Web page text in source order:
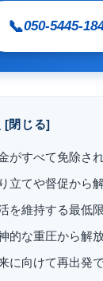
📞050-5445-
[閉じる]
がすべて免除さ
立てや督促から
を維持する最低
的な重圧から解
に向けて再出発